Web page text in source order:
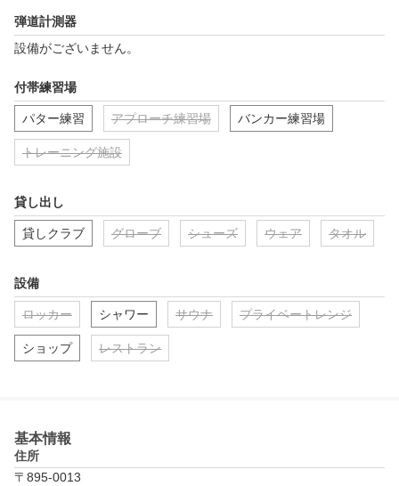
弾道計測器
設備がございません。
付帯練習場
パター練習 アプローチ練習場 バンカー練習場
トレーニング施設
貸し出し
貸しクラブ グローブ シューズ ウェア タオル
設備
ロッカー シャワー サウナ プライベートレンジ
ショップ レストラン
基本情報
住所
〒895-0013